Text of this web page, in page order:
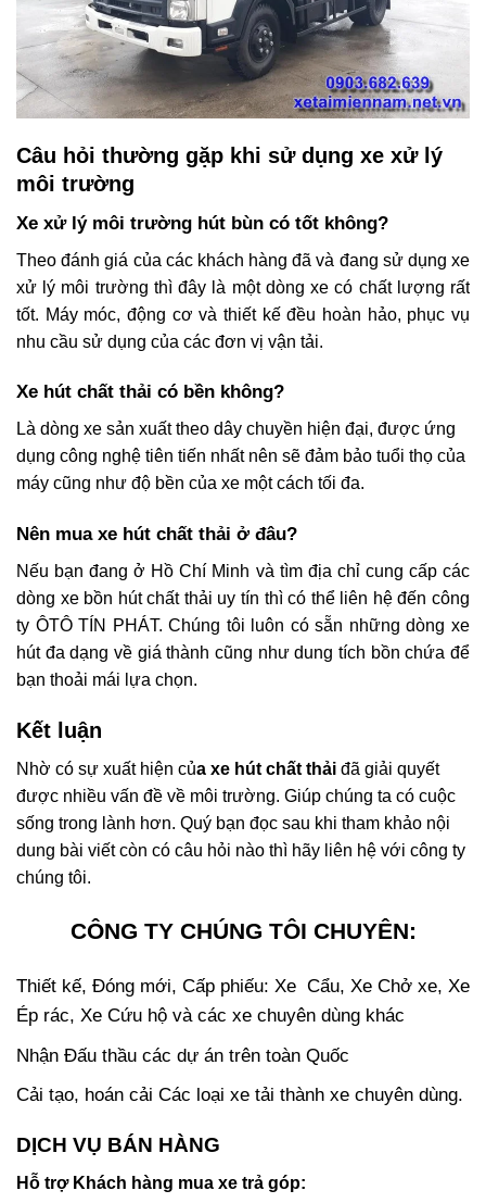
Câu hỏi thường gặp khi sử dụng xe xử lý
môi trường
Xe xử lý môi trường hút bùn có tốt không?
Theo đánh giá của các khách hàng đã và đang sử dụng xe
xử lý môi trường thì đây là một dòng xe có chất lượng rất
tốt. Máy móc, động cơ và thiết kế đều hoàn hảo, phục vụ
nhu cầu sử dụng của các đơn vị vận tải.
Xe hút chất thải có bền không?
Là dòng xe sản xuất theo dây chuyền hiện đại, được ứng
dụng công nghệ tiên tiến nhất nên sẽ đảm bảo tuổi thọ của
máy cũng như độ bền của xe một cách tối đa.
Nên mua xe hút chất thải ở đâu?
Nếu bạn đang ở Hồ Chí Minh và tìm địa chỉ cung cấp các
dòng xe bồn hút chất thải uy tín thì có thể liên hệ đến công
ty ÔTÔ TÍN PHÁT. Chúng tôi luôn có sẵn những dòng xe
hút đa dạng về giá thành cũng như dung tích bồn chứa để
bạn thoải mái lựa chọn.
Kết luận
Nhờ có sự xuất hiện của xe hút chất thải đã giải quyết
được nhiều vấn đề về môi trường. Giúp chúng ta có cuộc
sống trong lành hơn. Quý bạn đọc sau khi tham khảo nội
dung bài viết còn có câu hỏi nào thì hãy liên hệ với công ty
chúng tôi.
CÔNG TY CHÚNG TÔI CHUYÊN:
Thiết kế, Đóng mới, Cấp phiếu: Xe Cẩu, Xe Chở xe, Xe
Ép rác, Xe Cứu hộ và các xe chuyên dùng khác
Nhận Đấu thầu các dự án trên toàn Quốc
Cải tạo, hoán cải Các loại xe tải thành xe chuyên dùng.
DỊCH VỤ BÁN HÀNG
Hỗ trợ Khách hàng mua xe trả góp: